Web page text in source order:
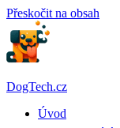
Přeskočit na obsah
DogTech.cz
Úvod